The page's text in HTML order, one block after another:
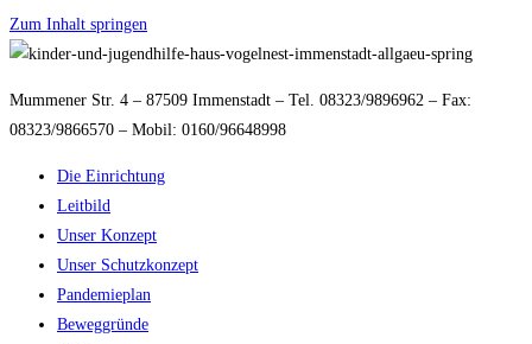
Zum Inhalt springen
Mummener Str. 4 – 87509 Immenstadt – Tel. 08323/9896962 – Fax:
08323/9866570 – Mobil: 0160/96648998
Die Einrichtung
Leitbild
Unser Konzept
Unser Schutzkonzept
Pandemieplan
Beweggründe